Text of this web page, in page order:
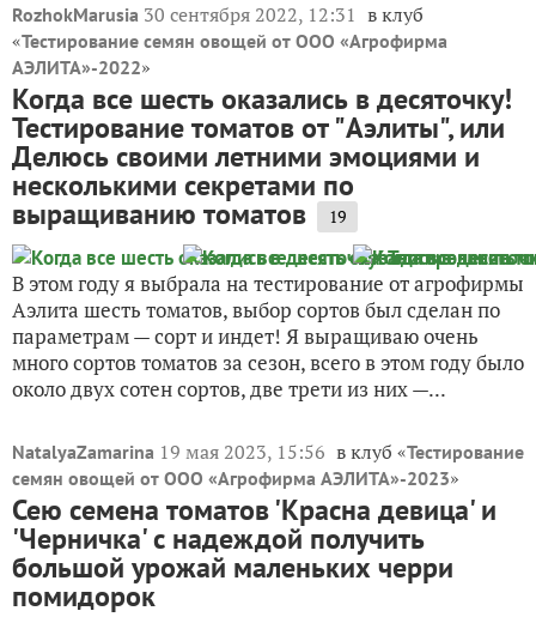
RozhokMarusia 30 сентября 2022, 12:31 в клуб
«Тестирование семян овощей от ООО «Агрофирма
АЭЛИТА»-2022»
Когда все шесть оказались в десяточку!
Тестирование томатов от "Аэлиты", или
Делюсь своими летними эмоциями и
несколькими секретами по
выращиванию томатов 19
В этом году я выбрала на тестирование от агрофирмы
Аэлита шесть томатов, выбор сортов был сделан по
параметрам — сорт и индет! Я выращиваю очень
много сортов томатов за сезон, всего в этом году было
около двух сотен сортов, две трети из них —...
NatalyaZamarina 19 мая 2023, 15:56 в клуб «Тестирование
семян овощей от ООО «Агрофирма АЭЛИТА»-2023»
Сею семена томатов 'Красна девица' и
'Черничка' с надеждой получить
большой урожай маленьких черри
помидорок